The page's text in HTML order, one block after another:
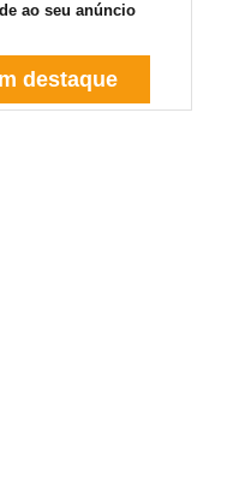
ao seu anúncio
destaque